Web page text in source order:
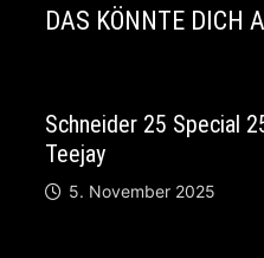
DAS KÖNNTE DICH
Schneider 25 Special
Teejay
5. November 2025